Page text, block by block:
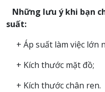
Những lưu ý khi bạn
suất:
+ Áp suất làm việc lớn
+ Kích thước mặt đồ;
+ Kích thước chân ren.